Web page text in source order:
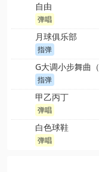
自由
弹唱
月球俱乐部
指弹
G大调小步舞曲（
指弹
甲乙丙丁
弹唱
白色球鞋
弹唱